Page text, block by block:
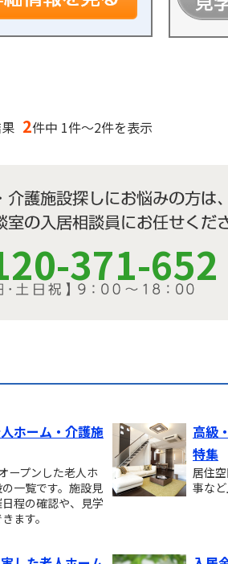
2件中 1件～2件を表示
371-652
ホーム・介護施
ープンした老人ホ
一覧です。施設見
程の確認や、見学
ます。
高級
特集
居住
事な